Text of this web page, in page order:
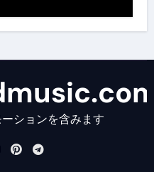
ションを含みます